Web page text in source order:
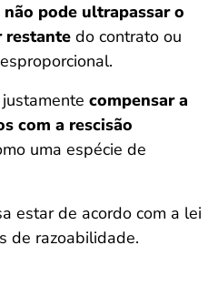
pode ultrapassar o
restante do contrato ou
compensar a
com a rescisão
uma espécie de
estar de acordo com a lei
de razoabilidade.